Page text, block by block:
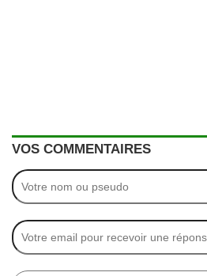
VOS COMMENTAIRES